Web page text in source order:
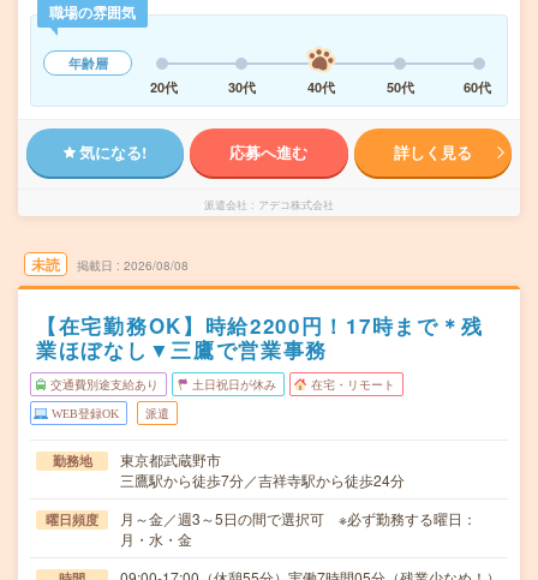
職場の雰囲気
年齢層
20代
30代 40代 50代 60代
気になる! 応募へ進む 詳しく見る
派遣会社 アデコ株式会社
未読 掲載日 2026/08/08
【在宅勤務OK】時給2200円！17時まで＊残
業ほぼなし▼三鷹で営業事務
交通費別途支給あり 土日祝日が休み 在宅・リモート
WEB登録OK 派遣
勤務地
東京都武蔵野市
三鷹駅から徒歩7分／吉祥寺駅から徒歩24分
曜日頻度
月～金／週3～5日の間で選択可 ※必ず勤務する曜日：
月・水・金